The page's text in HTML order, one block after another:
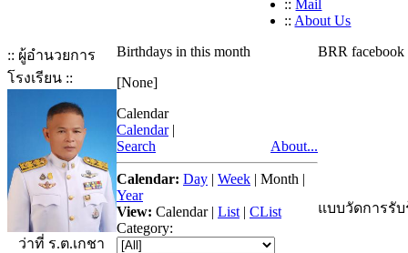
:: Mail
:: About Us
:: ผู้อำนวยการ
โรงเรียน ::
ว่าที่ ร.ต.เกชา
Birthdays in this month
[None]
Calendar
Calendar |
Search
About...
Calendar: Day | Week | Month |
Year
View: Calendar| List | CList
Category:
BRR facebook
แบบวัดการรั